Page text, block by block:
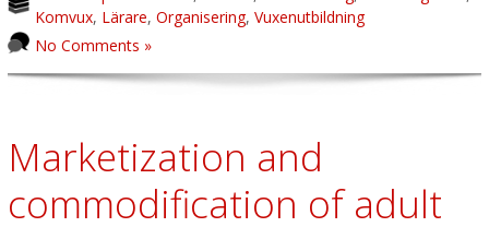
Komvux, Lärare, Organisering, Vuxenutbildning
No Comments »
Marketization and
commodification of adult